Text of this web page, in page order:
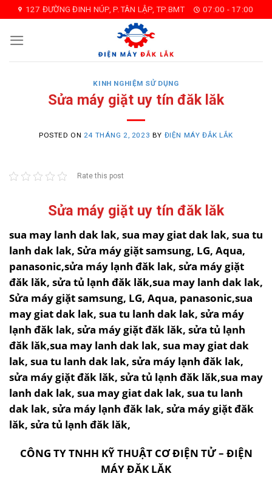
content
127 ĐƯỜNG ĐINH NÚP, P.TÂN LẬP, TP.BMT 07:00 - 17:00
KINH NGHIỆM SỬ DỤNG
Sửa máy giặt uy tín đăk lăk
POSTED ON 24 THÁNG 2, 2023 BY ĐIỆN MÁY ĐẮK LẮK
Rate this post
Sửa máy giặt uy tín đăk lăk
sua may lanh dak lak, sua may giat dak lak, sua tu
lanh dak lak, Sửa máy giặt samsung, LG, Aqua,
panasonic,sửa máy lạnh đăk lak, sửa máy giặt
đăk lăk, sửa tủ lạnh đăk lăk,sua may lanh dak lak,
Sửa máy giặt samsung, LG, Aqua, panasonic,sua
may giat dak lak, sua tu lanh dak lak, sửa máy
lạnh đăk lak, sửa máy giặt đăk lăk, sửa tủ lạnh
đăk lăk,sua may lanh dak lak, sua may giat dak
lak, sua tu lanh dak lak, sửa máy lạnh đăk lak,
sửa máy giặt đăk lăk, sửa tủ lạnh đăk lăk,sua may
lanh dak lak, sua may giat dak lak, sua tu lanh
dak lak, sửa máy lạnh đăk lak, sửa máy giặt đăk
lăk, sửa tủ lạnh đăk lăk,
CÔNG TY TNHH KỸ THUẬT CƠ ĐIỆN TỬ – ĐIỆN
MÁY ĐĂK LĂK